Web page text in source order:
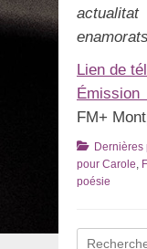
Lien de
FM+
Catégories
Dernières
pour Carole,
poésie
Recherche